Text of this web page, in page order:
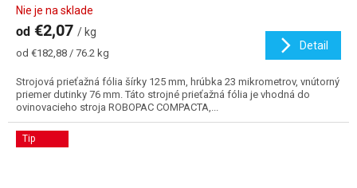
Nie je na sklade
od €2,07 / kg
Jednotková
od €182,88 / 76.2 kg
Detail
Strojová prieťažná fólia šírky 125 mm, hrúbka 23 mikrometrov, vnútorný
priemer dutinky 76 mm. Táto strojné prieťažná fólia je vhodná do
ovinovacieho stroja ROBOPAC COMPACTA,...
Tip